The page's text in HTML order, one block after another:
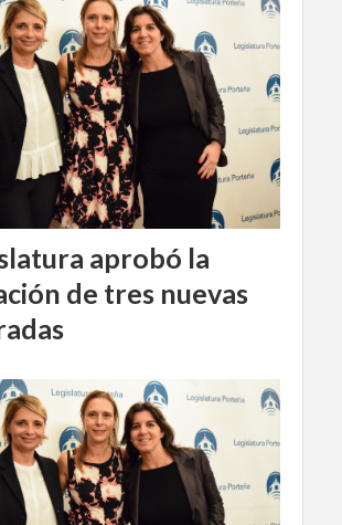
aprobó la
de tres nuevas